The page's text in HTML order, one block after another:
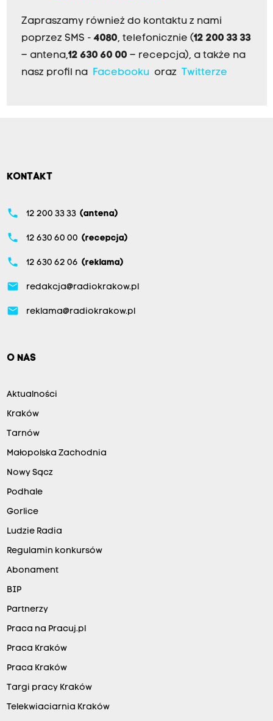
Zapraszamy również do kontaktu z nami
poprzez SMS - 4080, telefonicznie (12 200 33 33
– antena,12 630 60 00 – recepcja), a także na
nasz profil na
Facebookuoraz Twitterze
KONTAKT
phone 12 200 33 33 (antena)
phone 12 630 60 00 (recepcja)
phone 12 630 62 06 (reklama)
email redakcja@radiokrakow.pl
email reklama@radiokrakow.pl
O NAS
Aktualności
Kraków
Tarnów
Małopolska Zachodnia
Nowy Sącz
Podhale
Gorlice
Ludzie Radia
Regulamin konkursów
Abonament
BIP
Partnerzy
Praca na Pracuj.pl
Praca Kraków
Praca Kraków
Targi pracy Kraków
Telekwiaciarnia Kraków